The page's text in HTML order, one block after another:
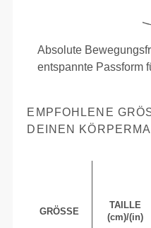
Absolute
entspannte Passform
EMPFOHLENE
EINEN
GRÖSSE
TAILLE
(cm)/(in)